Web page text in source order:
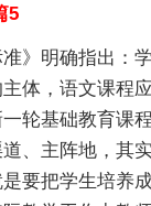
5
明确指出：学
体，语文课程
轮基础教育课
、主阵地，其
要把学生培养